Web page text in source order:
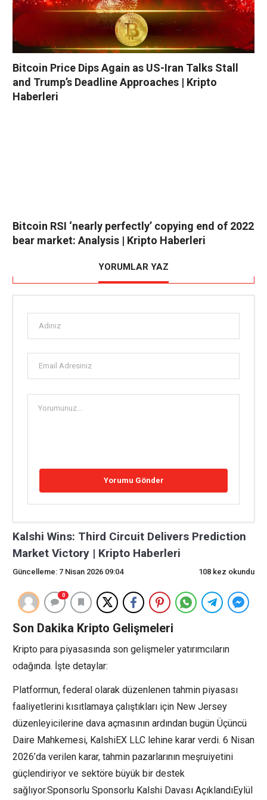
Bitcoin Price Dips Again as US-Iran Talks Stall
and Trump’s Deadline Approaches | Kripto
Haberleri
Bitcoin RSI ‘nearly perfectly’ copying end of 2022
bear market: Analysis | Kripto Haberleri
YORUMLAR YAZ
Kalshi Wins: Third Circuit Delivers Prediction
Market Victory | Kripto Haberleri
Güncelleme: 7 Nisan 2026 09:04 108 kez okundu
0
Son Dakika Kripto Gelişmeleri
Kripto para piyasasında son gelişmeler yatırımcıların
odağında. İşte detaylar:
Platformun, federal olarak düzenlenen tahmin piyasası
faaliyetlerini kısıtlamaya çalıştıkları için New Jersey
düzenleyicilerine dava açmasının ardından bugün Üçüncü
Daire Mahkemesi, KalshiEX LLC lehine karar verdi. 6 Nisan
2026’da verilen karar, tahmin pazarlarının meşruiyetini
güçlendiriyor ve sektöre büyük bir destek
sağlıyor.Sponsorlu Sponsorlu Kalshi Davası AçıklandıEylül